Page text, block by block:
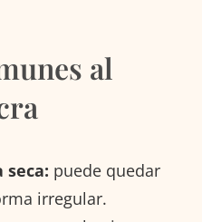
al
seca: puede quedar
irregular.